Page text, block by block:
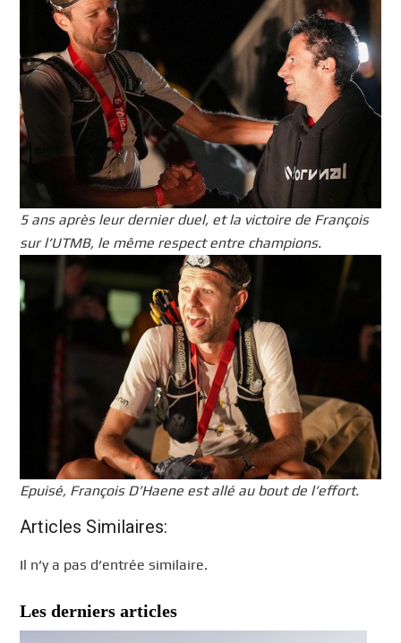
5 ans après leur dernier duel, et la victoire de François
sur l’UTMB, le même respect entre champions.
Epuisé, François D’Haene est allé au bout de l’effort.
Articles Similaires:
Il n’y a pas d’entrée similaire.
Les derniers articles